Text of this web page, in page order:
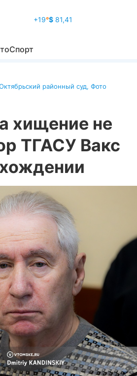
+19°$81,41
Спорт
районный суд, Фото
хищение не
ТГАСУ Вакс